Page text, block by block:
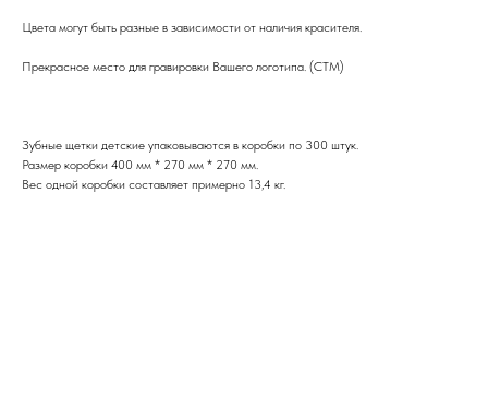
Цвета могут быть разные в зависимости от наличия красителя.
Прекрасное место для гравировки Вашего логотипа. (СТМ)
Зубные щетки детские упаковываются в коробки по 300 штук.
Размер коробки 400 мм * 270 мм * 270 мм.
Вес одной коробки составляет примерно 13,4 кг.